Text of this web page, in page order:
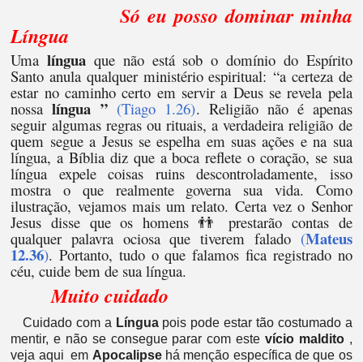
Só eu posso dominar minha
Língua
Umalíngua que não está sob o domínio do Espírito
Santo anula qualquer ministério espiritual: “a certeza de
estar no caminho certo em servir a Deus se revela pela
nossalíngua ” (Tiago 1.26). Religião não é apenas
seguir algumas regras ou rituais, a verdadeira religião de
quem segue a Jesus se espelha em suas ações e na sua
língua, a Bíblia diz que a boca reflete o coração, se sua
língua expele coisas ruins descontroladamente, isso
mostra o que realmente governa sua vida. Como
ilustração, vejamos mais um relato.Certa vez o Senhor
Jesus disse que os homens 👬 prestarão contas de
qualquer palavra ociosa que tiverem falado (Mateus
12.36). Portanto, tudo o que falamos fica registrado no
céu, cuide bem de sua língua.
Muito cuidado
Cuidado com a Línguapois pode estar tão costumado a
mentir, e não se consegue parar com este vício maldito,
veja aqui em Apocalipsehá menção específica de que os